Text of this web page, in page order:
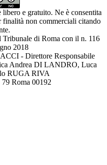
e gratuito. Ne è consentita
non commerciali citando
di Roma con il n. 116
2018
- Direttore Responsabile
Andrea DI LANDRO, Luca
RUGA RIVA
Roma 00192